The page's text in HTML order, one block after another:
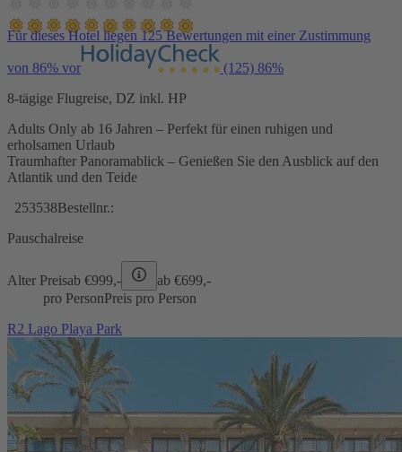
Für dieses Hotel liegen 125 Bewertungen mit einer Zustimmung
von 86% vor (125) 86%
8-tägige Flugreise, DZ inkl. HP
Adults Only ab 16 Jahren – Perfekt für einen ruhigen und
erholsamen Urlaub
Traumhafter Panoramablick – Genießen Sie den Ausblick auf den
Atlantik und den Teide
253538Bestellnr.:
Pauschalreise
Alter Preisab €999,- ab €699,-
pro PersonPreis pro Person
R2 Lago Playa Park